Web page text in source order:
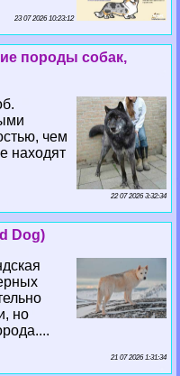
23 07 2026 10:23:12
породы собак,
чем
находят
22 07 2026 3:32:34
Dog)
но
21 07 2026 1:31:34